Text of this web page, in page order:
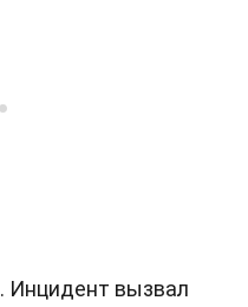
. Инцидент вызвал